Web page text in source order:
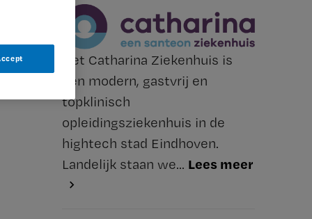
Het Catharina Ziekenhuis is
een modern, gastvrij en
topklinisch
opleidingsziekenhuis in de
hightech stad Eindhoven.
Landelijk staan we... Lees meer